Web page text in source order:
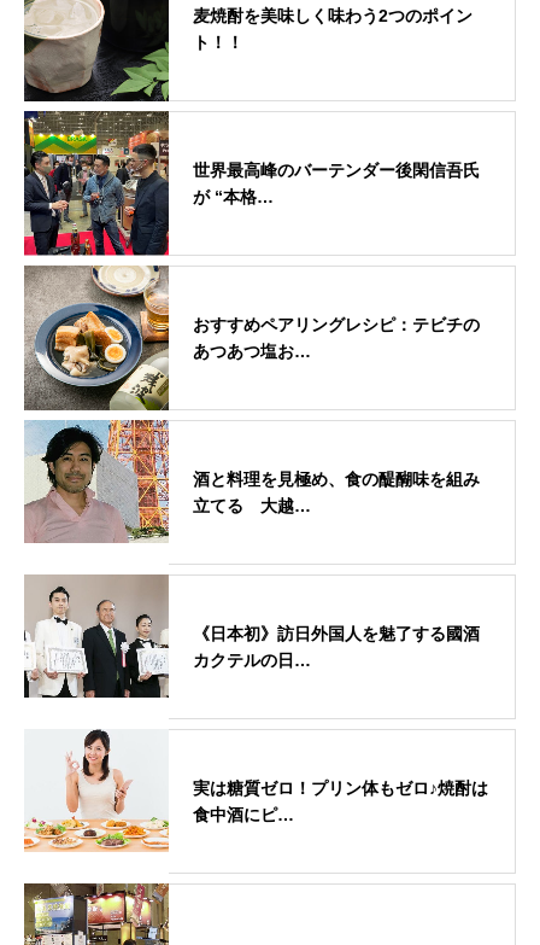
麦焼酎を美味しく味わう2つのポイン
ト！！
世界最高峰のバーテンダー後閑信吾氏
が “本格…
おすすめペアリングレシピ：テビチの
あつあつ塩お…
酒と料理を見極め、食の醍醐味を組み
立てる 大越…
《日本初》訪日外国人を魅了する國酒
カクテルの日…
実は糖質ゼロ！プリン体もゼロ♪焼酎は
食中酒にピ…